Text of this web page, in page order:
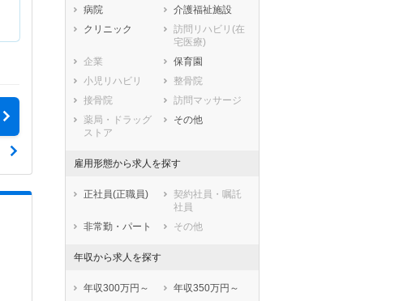
石川県
福井県
岐阜県
静岡県
愛知県
三重県
大阪府
兵庫県
奈良県
鳥取県
島根県
広島県
山口県
徳島県
香川県
愛媛県
熊本県
大分県
病院
介護福祉施設
クリニック
訪問リハビリ(在
宅医療)
企業
保育園
小児リハビリ
整骨院
接骨院
訪問マッサージ
薬局・ドラッグ
ストア
その他
雇用形態から求人を探す
正社員(正職員)
契約社員・嘱託
社員
非常勤・パート
その他
年収から求人を探す
年収300万円～
年収350万円～